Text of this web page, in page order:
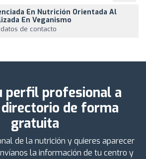
En Nutrición Orientada Al
En Veganismo
de contacto
perfil profesional a
de forma
gratuita
de la nutrición y quieres aparecer
la información de tu centro y